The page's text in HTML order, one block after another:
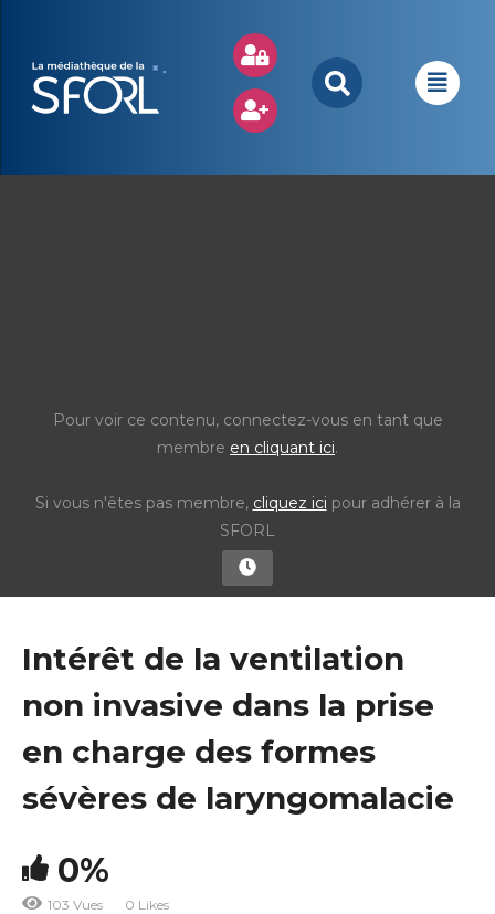
Pour voir ce contenu, connectez-vous en tant que
membre en cliquant ici.
Si vous n'êtes pas membre, cliquez ici pour adhérer à la
SFORL
Intérêt de la ventilation
non invasive dans la prise
en charge des formes
sévères de laryngomalacie
0%
103 Vues 0 Likes